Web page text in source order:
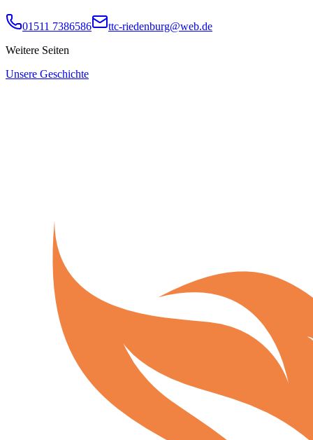
01511 7386586
ttc-riedenburg@web.de
Weitere Seiten
Unsere Geschichte